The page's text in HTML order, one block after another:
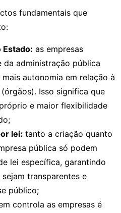
fundamentais que
Estado: as empresas
administração pública
autonomia em relação à
Isso significa que
e maior flexibilidade
lei: tanto a criação quanto
pública só podem
lei específica, garantindo
transparentes e
público;
controla as empresas é